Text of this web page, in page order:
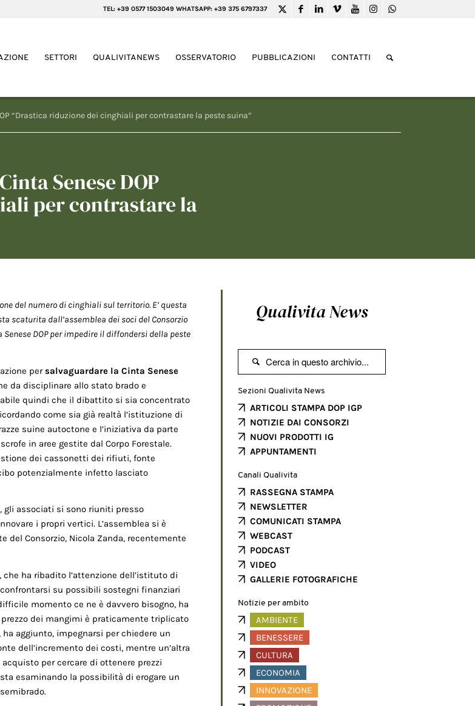
TEL: +39 0577 1503049 WHATSAPP: +39 375 6797337
SETTORI QUALIVITANEWS OSSERVATORIO PUBBLICAZIONI CONTATTI
“Drastica riduzione dei cinghiali per contrastare la peste suina”
Senese DOP
per contrastare la
del numero di cinghiali sul territorio. E’ questa
scaturita dall’assemblea dei soci del Consorzio
Senese DOP per impedire il diffondersi della peste
persalvaguardare la Cinta Senese
da disciplinare allo stato brado e
quindi che il dibattito si sia concentrato
come sia già realtà l’istituzione di
suine autoctone e l’iniziativa da parte
in aree gestite dal Corpo Forestale.
dei cassonetti dei rifiuti, fonte
potenzialmente infetto lasciato
gli associati si sono riuniti presso
i propri vertici. L’assemblea si è
Consorzio, Nicola Zanda, recentemente
, che ha ribadito l’attenzione dell’istituto di
su possibili sostegni finanziari
momento ce ne è davvero bisogno, ha
dei mangimi è praticamente triplicato
aggiunto, impegnarsi per chiedere un
dell’incremento dei costi, mentre un’altra
per cercare di ottenere prezzi
esaminando la possibilità di erogare un
Qualivita News

Sezioni Qualivita News
ARTICOLI STAMPA DOP IGP
NOTIZIE DAI CONSORZI
NUOVI PRODOTTI IG
APPUNTAMENTI
Canali Qualivita
RASSEGNA STAMPA
NEWSLETTER
COMUNICATI STAMPA
WEBCAST
PODCAST
VIDEO
GALLERIE FOTOGRAFICHE
Notizie per ambito
AMBIENTE
BENESSERE
CULTURA
ECONOMIA
INNOVAZIONE